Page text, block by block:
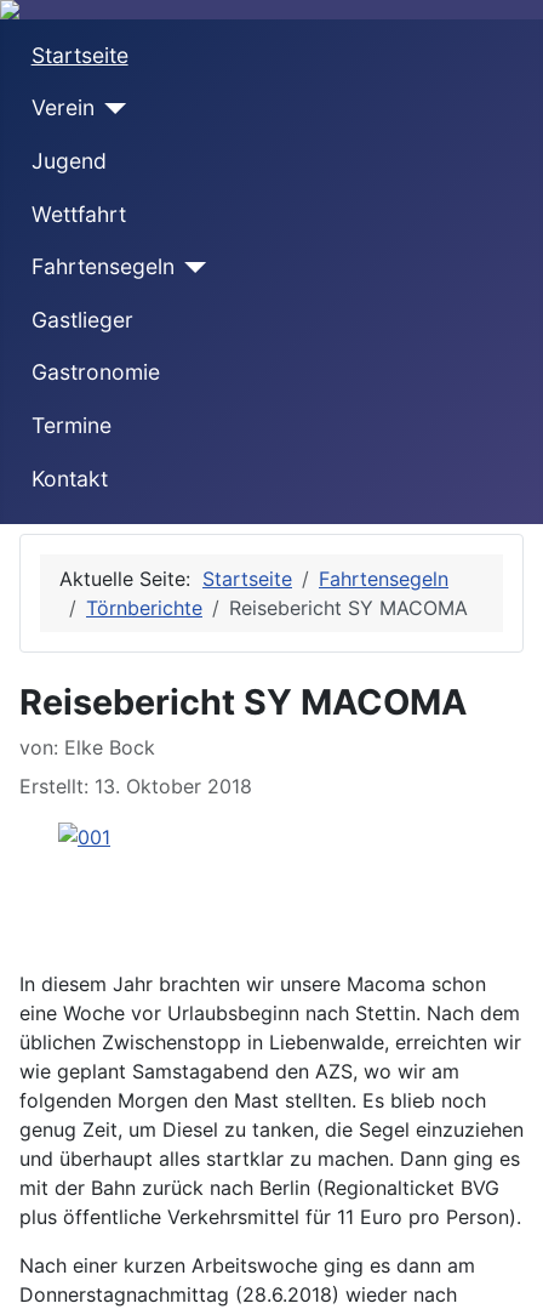
Startseite
Verein
Jugend
Wettfahrt
Fahrtensegeln
Gastlieger
Gastronomie
Termine
Kontakt
Aktuelle Seite: Startseite
Fahrtensegeln
Törnberichte
Reisebericht SY MACOMA
Reisebericht SY MACOMA
von: Elke Bock
Erstellt: 13. Oktober 2018
In diesem Jahr brachten wir unsere Macoma schon
eine Woche vor Urlaubsbeginn nach Stettin. Nach dem
üblichen Zwischenstopp in Liebenwalde, erreichten wir
wie geplant Samstagabend den AZS, wo wir am
folgenden Morgen den Mast stellten. Es blieb noch
genug Zeit, um Diesel zu tanken, die Segel einzuziehen
und überhaupt alles startklar zu machen. Dann ging es
mit der Bahn zurück nach Berlin (Regionalticket BVG
plus öffentliche Verkehrsmittel für 11 Euro pro Person).
Nach einer kurzen Arbeitswoche ging es dann am
Donnerstagnachmittag (28.6.2018) wieder nach